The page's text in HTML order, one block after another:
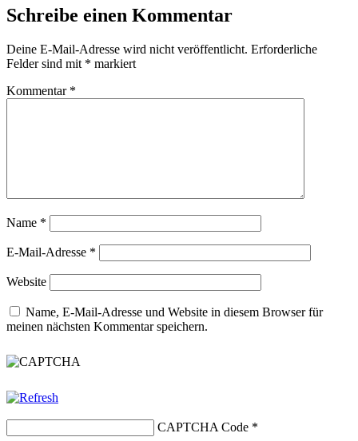
Schreibe einen Kommentar
Deine E-Mail-Adresse wird nicht veröffentlicht. Erforderliche
Felder sind mit * markiert
Kommentar *
Name *
E-Mail-Adresse *
Website
Name, E-Mail-Adresse und Website in diesem Browser für
meinen nächsten Kommentar speichern.
CAPTCHA Code *